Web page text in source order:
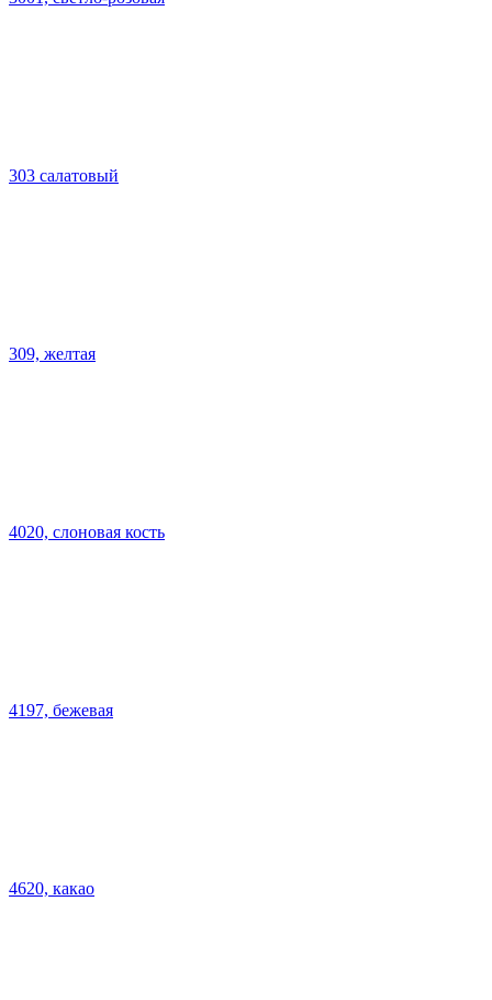
303 салатовый
309, желтая
4020, слоновая кость
4197, бежевая
4620, какао